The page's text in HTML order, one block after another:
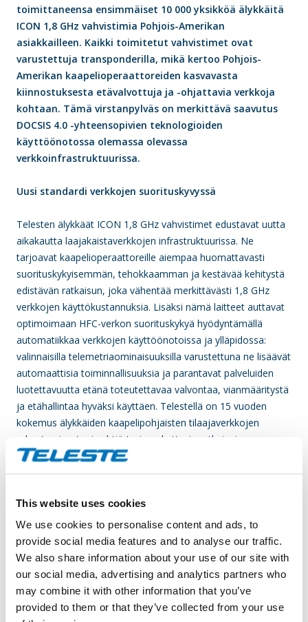
This website uses cookies
We use cookies to personalise content and ads, to
provide social media features and to analyse our traffic.
We also share information about your use of our site with
our social media, advertising and analytics partners who
may combine it with other information that you’ve
provided to them or that they’ve collected from your use
toimittaneensa ensimmäiset 10 000 yksikköä älykkäitä
ICON 1,8 GHz vahvistimia Pohjois-Amerikan
asiakkailleen. Kaikki toimitetut vahvistimet ovat
varustettuja transponderilla, mikä kertoo Pohjois-
Amerikan kaapelioperaattoreiden kasvavasta
kiinnostuksesta etävalvottuja ja -ohjattavia verkkoja
kohtaan. Tämä virstanpylväs on merkittävä saavutus
DOCSIS 4.0 -yhteensopivien teknologioiden
käyttöönotossa olemassa olevassa
verkkoinfrastruktuurissa.
Uusi standardi verkkojen suorituskyvyssä
Telesten älykkäät ICON 1,8 GHz vahvistimet edustavat uutta
aikakautta laajakaistaverkkojen infrastruktuurissa. Ne
tarjoavat kaapelioperaattoreille aiempaa huomattavasti
suorituskykyisemmän, tehokkaamman ja kestävää kehitystä
edistävän ratkaisun, joka vähentää merkittävästi 1,8 GHz
verkkojen käyttökustannuksia. Lisäksi nämä laitteet auttavat
optimoimaan HFC-verkon suorituskykyä hyödyntämällä
automatiikkaa verkkojen käyttöönotoissa ja ylläpidossa:
valinnaisilla telemetriaominaisuuksilla varustettuna ne lisäävät
automaattisia toiminnallisuuksia ja parantavat palveluiden
luotettavuutta etänä toteutettavaa valvontaa, vianmääritystä
ja etähallintaa hyväksi käyttäen. Telestellä on 15 vuoden
kokemus älykkäiden kaapelipohjaisten tilaajaverkkojen
rakentamisesta, ja yhtiö tarjoaa kattavia ratkaisuja
verkonhallintajärjestelmistä transpondereihin ja kaikkea siltä
”Alan ensimmäisinä laitteina, jotka otetaan käyttöön
täysimääräisesti olemassa olevissa verkoissa, 1,8 GHz
vahvistimemme edustavat strategisen visiomme onnistunutta
toteutusta. Ne vievät kaapelilaajakaistaverkkoja kohti entistä
älykkäämpää, automatisoidumpaa ja kestävää kehitystä
edistävää tulevaisuutta. Yhteistyössä asiakkaittemme, kuten
Cox Communications, kanssa olemme alkaneet edistää